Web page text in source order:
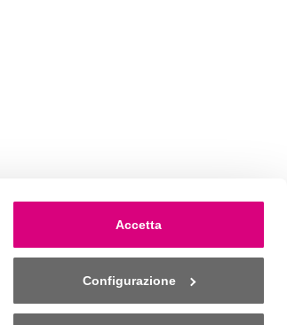
Accetta
Configurazione